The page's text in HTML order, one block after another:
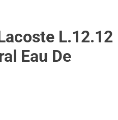
L.12.12
Eau De